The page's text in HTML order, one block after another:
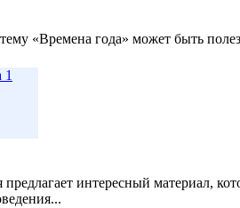
«Времена года» может быть
1
предлагает интересный материал,